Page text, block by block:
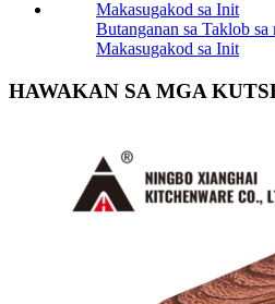
Butanganan sa Taklob
Makasugakod sa Init
HAWAKAN SA MGA